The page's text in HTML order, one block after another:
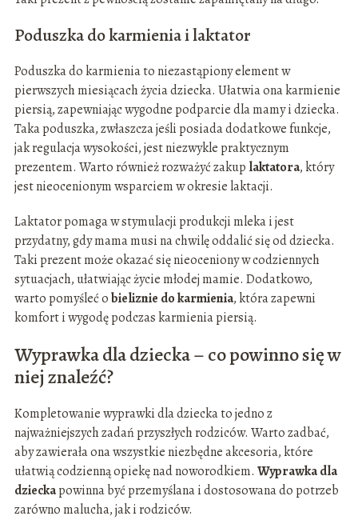
Poduszka do karmienia i laktator
Poduszka do karmienia to niezastąpiony element w
pierwszych miesiącach życia dziecka. Ułatwia ona karmienie
piersią, zapewniając wygodne podparcie dla mamy i dziecka.
Taka poduszka, zwłaszcza jeśli posiada dodatkowe funkcje,
jak regulacja wysokości, jest niezwykle praktycznym
prezentem. Warto również rozważyć zakup laktatora, który
jest nieocenionym wsparciem w okresie laktacji.
Laktator pomaga w stymulacji produkcji mleka i jest
przydatny, gdy mama musi na chwilę oddalić się od dziecka.
Taki prezent może okazać się nieoceniony w codziennych
sytuacjach, ułatwiając życie młodej mamie. Dodatkowo,
warto pomyśleć obieliznie do karmienia, która zapewni
komfort i wygodę podczas karmienia piersią.
Wyprawka dla dziecka – co powinno się w
niej znaleźć?
Kompletowanie wyprawki dla dziecka to jedno z
najważniejszych zadań przyszłych rodziców. Warto zadbać,
aby zawierała ona wszystkie niezbędne akcesoria, które
ułatwią codzienną opiekę nad noworodkiem. Wyprawka dla
dzieckapowinna być przemyślana i dostosowana do potrzeb
zarówno malucha, jak i rodziców.